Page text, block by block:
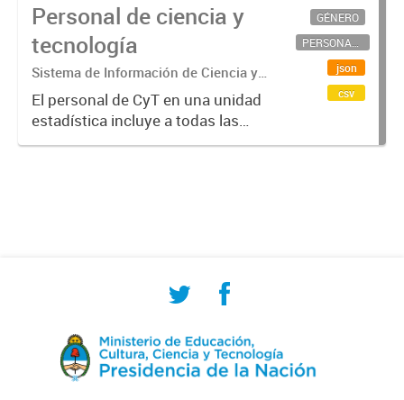
Personal de ciencia y
tecnología
Sistema de Información de Ciencia y
Tecnología Argentino (SICYTAR)
El personal de CyT en una unidad
estadística incluye a todas las
personas involucradas
GÉNERO
PERSONAL CIENTÍFICO-TECNOLÓGICO
json
csv